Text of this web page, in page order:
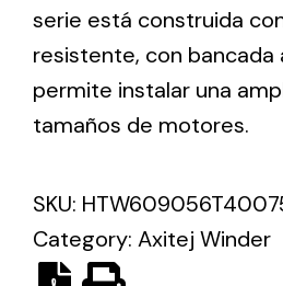
Solar lighting
serie está construida
resistente, con bancada
permite instalar una
tamaños de motores.
SKU:
Category: Axitej Winder